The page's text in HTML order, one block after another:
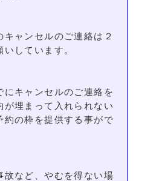
キャンセルのご連絡は２
しています。
にキャンセルのご連絡を
が埋まって入れられない
約の枠を提供する事がで
故など、やむを得ない場